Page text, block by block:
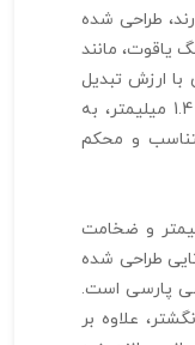
طراحی شده
یاقوت، مانند
ارزش تبدیل
22 میلیمتر و ضخامت 1.4 میلیمتر، به
متناسب و محکم
و ضخامت
با استفاده از نماد شمسه 12 تایی طراحی شده
پارسی است.
علاوه بر